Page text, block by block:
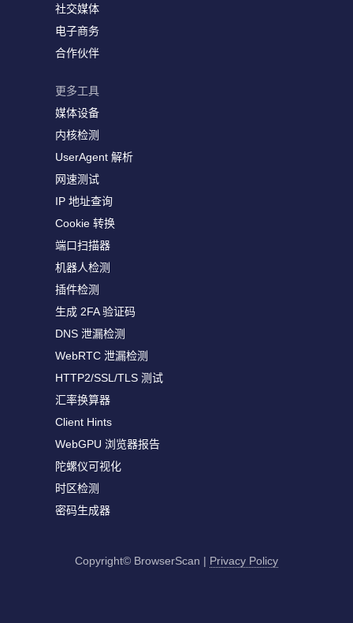
社交媒体
电子商务
合作伙伴
更多工具
媒体设备
内核检测
UserAgent 解析
网速测试
IP 地址查询
Cookie 转换
端口扫描器
机器人检测
插件检测
生成 2FA 验证码
DNS 泄漏检测
WebRTC 泄漏检测
HTTP2/SSL/TLS 测试
汇率换算器
Client Hints
WebGPU 浏览器报告
陀螺仪可视化
时区检测
密码生成器
Copyright© BrowserScan | Privacy Policy